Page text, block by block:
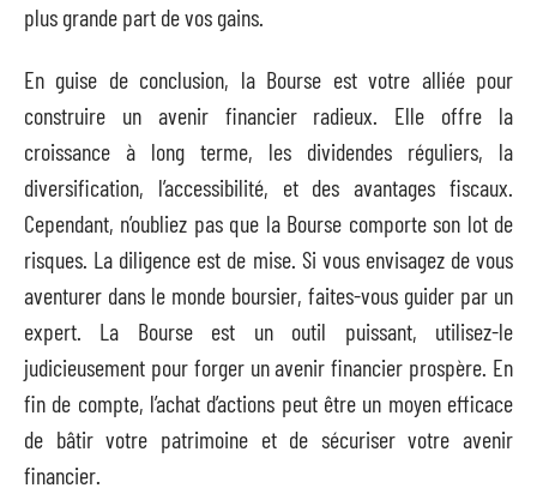
plus grande part de vos gains.
En guise de conclusion, la Bourse est votre alliée pour
construire un avenir financier radieux. Elle offre la
croissance à long terme, les dividendes réguliers, la
diversification, l’accessibilité, et des avantages fiscaux.
Cependant, n’oubliez pas que la Bourse comporte son lot de
risques. La diligence est de mise. Si vous envisagez de vous
aventurer dans le monde boursier, faites-vous guider par un
expert. La Bourse est un outil puissant, utilisez-le
judicieusement pour forger un avenir financier prospère. En
fin de compte, l’achat d’actions peut être un moyen efficace
de bâtir votre patrimoine et de sécuriser votre avenir
financier.